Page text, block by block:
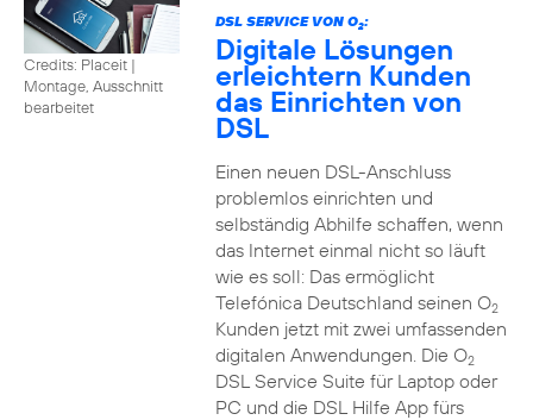
Credits: Placeit |
Montage, Ausschnitt
bearbeitet
DSL SERVICE VON O2:
Digitale Lösungen
erleichtern Kunden
das Einrichten von
DSL
Einen neuen DSL-Anschluss
problemlos einrichten und
selbständig Abhilfe schaffen, wenn
das Internet einmal nicht so läuft
wie es soll: Das ermöglicht
Telefónica Deutschland seinen O2
Kunden jetzt mit zwei umfassenden
digitalen Anwendungen. Die O2
DSL Service Suite für Laptop oder
PC und die DSL Hilfe App fürs